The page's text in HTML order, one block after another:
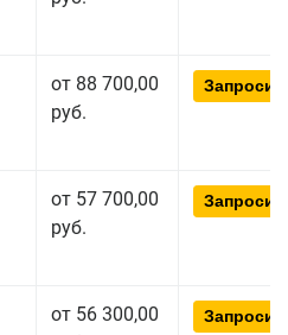
от 88 700,00
руб.
от 57 700,00
руб.
от 56 300,00